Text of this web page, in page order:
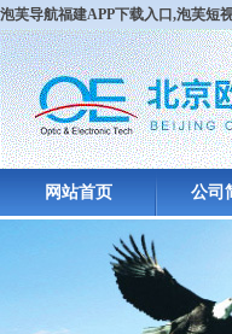
泡芙导航福建APP下载入口,泡芙短
网站首页 公司